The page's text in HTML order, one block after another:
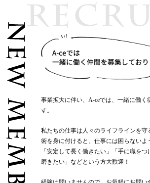
事業拡大に伴い、A-ceでは、一緒に働く
す。
私たちの仕事は人々のライフラインを守
術を身に付けると、仕事には困らないよ
「安定して長く働きたい」「手に職を
磨きたい」などという方大歓迎！